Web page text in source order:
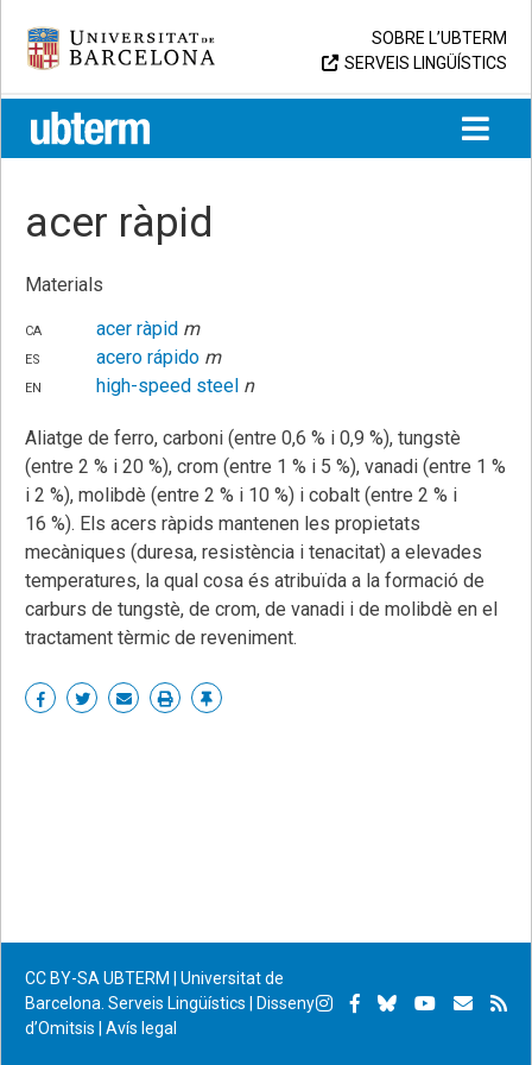
content
Universitat de Barcelona
SOBRE L’UBTERM
SERVEIS LINGÜÍSTICS
UB > UBTERM
acer ràpid
Materials
ca
acer ràpid m
es
acero rápido m
en
high-speed steel n
Aliatge de ferro, carboni (entre 0,6 % i 0,9 %), tungstè
(entre 2 % i 20 %), crom (entre 1 % i 5 %), vanadi (entre 1 %
i 2 %), molibdè (entre 2 % i 10 %) i cobalt (entre 2 % i
16 %). Els acers ràpids mantenen les propietats
mecàniques (duresa, resistència i tenacitat) a elevades
temperatures, la qual cosa és atribuïda a la formació de
carburs de tungstè, de crom, de vanadi i de molibdè en el
tractament tèrmic de reveniment.
Share ShareSharePrint Enllaç
CC BY-SA UBTERM | Universitat de
Barcelona. Serveis Lingüístics
Disseny
d’Omitsis
Avís legal
Instagram
Facebook
BlueskyYouTube